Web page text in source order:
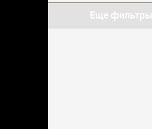
Еще фильтры